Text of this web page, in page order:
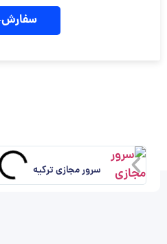
سفارش
سرور مجازی ترکیه